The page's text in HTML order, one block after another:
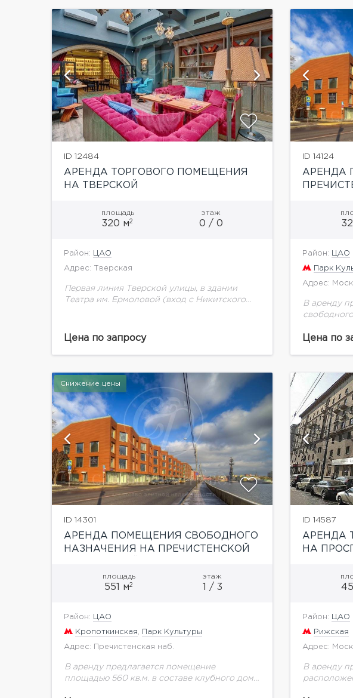
ID 12484
АРЕНДА ТОРГОВОГО ПОМЕЩЕНИЯ
НА ТВЕРСКОЙ
площадь
320 м2
этаж
0 / 0
Район: ЦАО
Адрес: Тверская
Первая линия Тверской улицы, в здании
Театра им. Ермоловой (вход с Никитского
1-ый этаж 200 кв.м., 2 этаж...
Цена по запросу
показать ещё 2 фотографии
ID 14124
АРЕНДА
Район: ЦАО
Парк
Адрес:
В аренду
Цена по
Снижение цены
ID 14301
АРЕНДА ПОМЕЩЕНИЯ СВОБОДНОГО
НАЗНАЧЕНИЯ НА ПРЕЧИСТЕНСКОЙ
площадь
551 м2
этаж
1 / 3
Район: ЦАО
Кропоткинская Парк Культуры
Адрес: Пречистенская наб.
В аренду предлагается помещение
площадью 560 кв.м. в составе клубного дома
ID 14587
АРЕНДА
НА
Район: ЦАО
Рижская
Адрес:
В аренду